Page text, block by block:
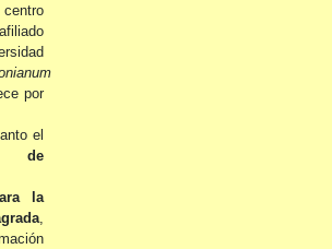
por
el
de
la